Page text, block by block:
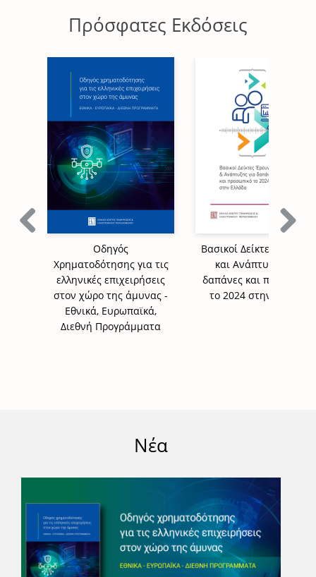
Πρόσφατες Εκδόσεις
Οδηγός
Χρηματοδότησης για τις
ελληνικές επιχειρήσεις
στον χώρο της άμυνας -
Εθνικά, Ευρωπαϊκά,
Διεθνή Προγράμματα
Βασικοί Δείκτες
και Ανάπτυξης για
δαπάνες και προσωπικό
το 2024 στην Ελλάδα
Νέα